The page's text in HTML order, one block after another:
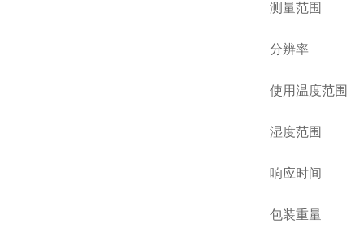
测量范围
分辨率
使用温度范围
湿度范围
响应时间
包装重量